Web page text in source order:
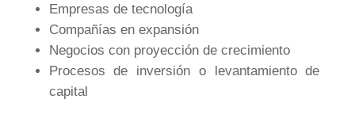
Empresas de tecnología
Compañías en expansión
Negocios con proyección de crecimiento
Procesos de inversión o levantamiento de
capital